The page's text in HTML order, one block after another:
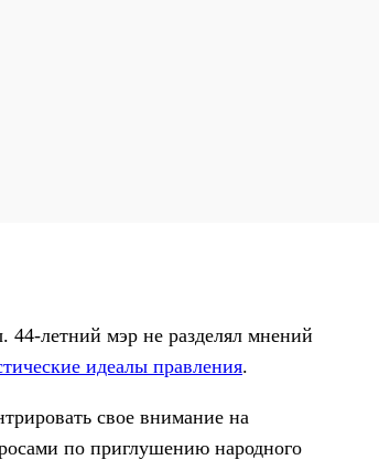
44-летний мэр не разделял мнений
идеалы правления.
свое внимание на
по приглушению народного